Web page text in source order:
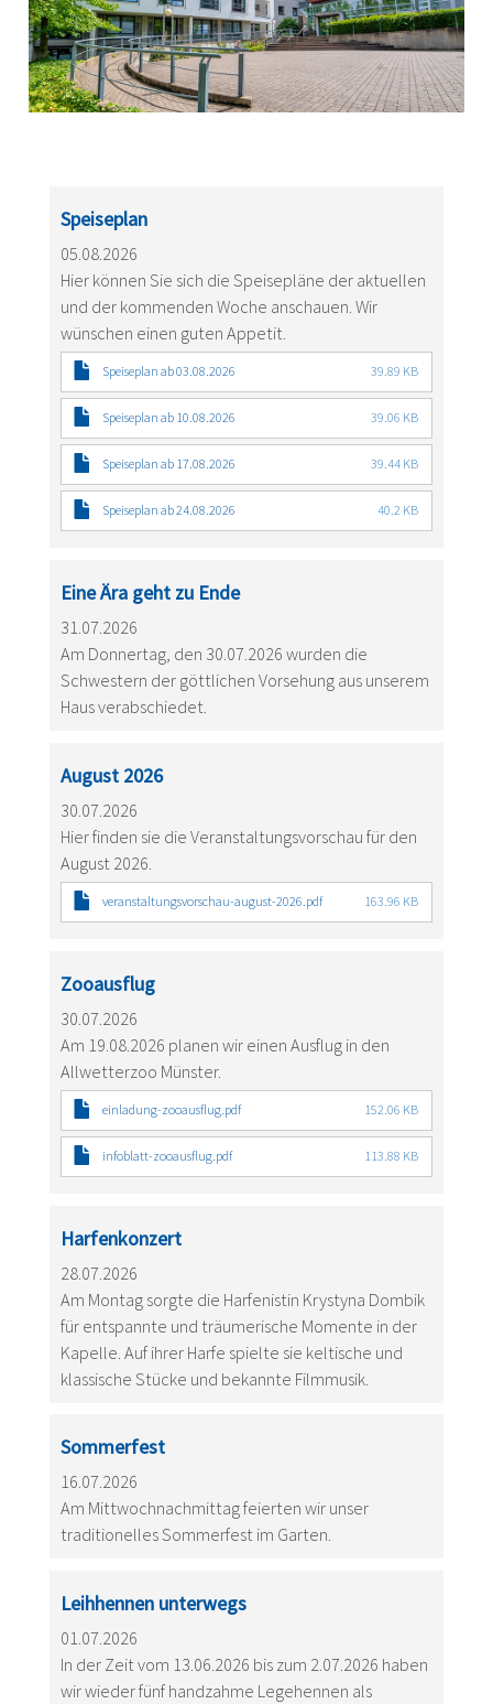
Speiseplan
05.08.2026
Hier können Sie sich die Speisepläne der aktuellen
und der kommenden Woche anschauen. Wir
wünschen einen guten Appetit.
Speiseplan ab 03.08.2026 39.89 KB
Speiseplan ab 10.08.2026 39.06 KB
Speiseplan ab 17.08.2026 39.44 KB
Speiseplan ab 24.08.2026 40.2 KB
Eine Ära geht zu Ende
31.07.2026
Am Donnertag, den 30.07.2026 wurden die
Schwestern der göttlichen Vorsehung aus unserem
Haus verabschiedet.
August 2026
30.07.2026
Hier finden sie die Veranstaltungsvorschau für den
August 2026.
veranstaltungsvorschau-august-2026.pdf 163.96 KB
Zooausflug
30.07.2026
Am 19.08.2026 planen wir einen Ausflug in den
Allwetterzoo Münster.
einladung-zooausflug.pdf 152.06 KB
infoblatt-zooausflug.pdf 113.88 KB
Harfenkonzert
28.07.2026
Am Montag sorgte die Harfenistin Krystyna Dombik
für entspannte und träumerische Momente in der
Kapelle. Auf ihrer Harfe spielte sie keltische und
klassische Stücke und bekannte Filmmusik.
Sommerfest
16.07.2026
Am Mittwochnachmittag feierten wir unser
traditionelles Sommerfest im Garten.
Leihhennen unterwegs
01.07.2026
In der Zeit vom 13.06.2026 bis zum 2.07.2026 haben
wir wieder fünf handzahme Legehennen als